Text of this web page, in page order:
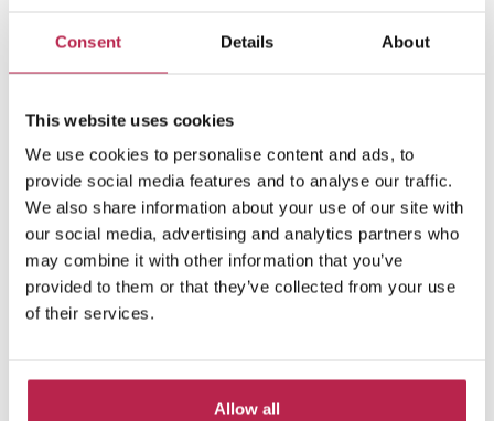
Consent Details About
This website uses cookies
We use cookies to personalise content and ads, to
provide social media features and to analyse our traffic.
We also share information about your use of our site with
our social media, advertising and analytics partners who
may combine it with other information that you’ve
provided to them or that they’ve collected from your use
of their services.
Allow all
10
5
5
€ 10.480,00 / € 28.480,00 per week
Omdat we een uitgebreide netwerk hebben
gebouwd in de laatste 10 jaar, hebben we een